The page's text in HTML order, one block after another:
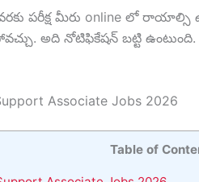
పరీక్ష మీరు online లో రాయాల్సి
అది నోటిఫికేషన్ బట్టి
Associate Jobs 2026
Table of